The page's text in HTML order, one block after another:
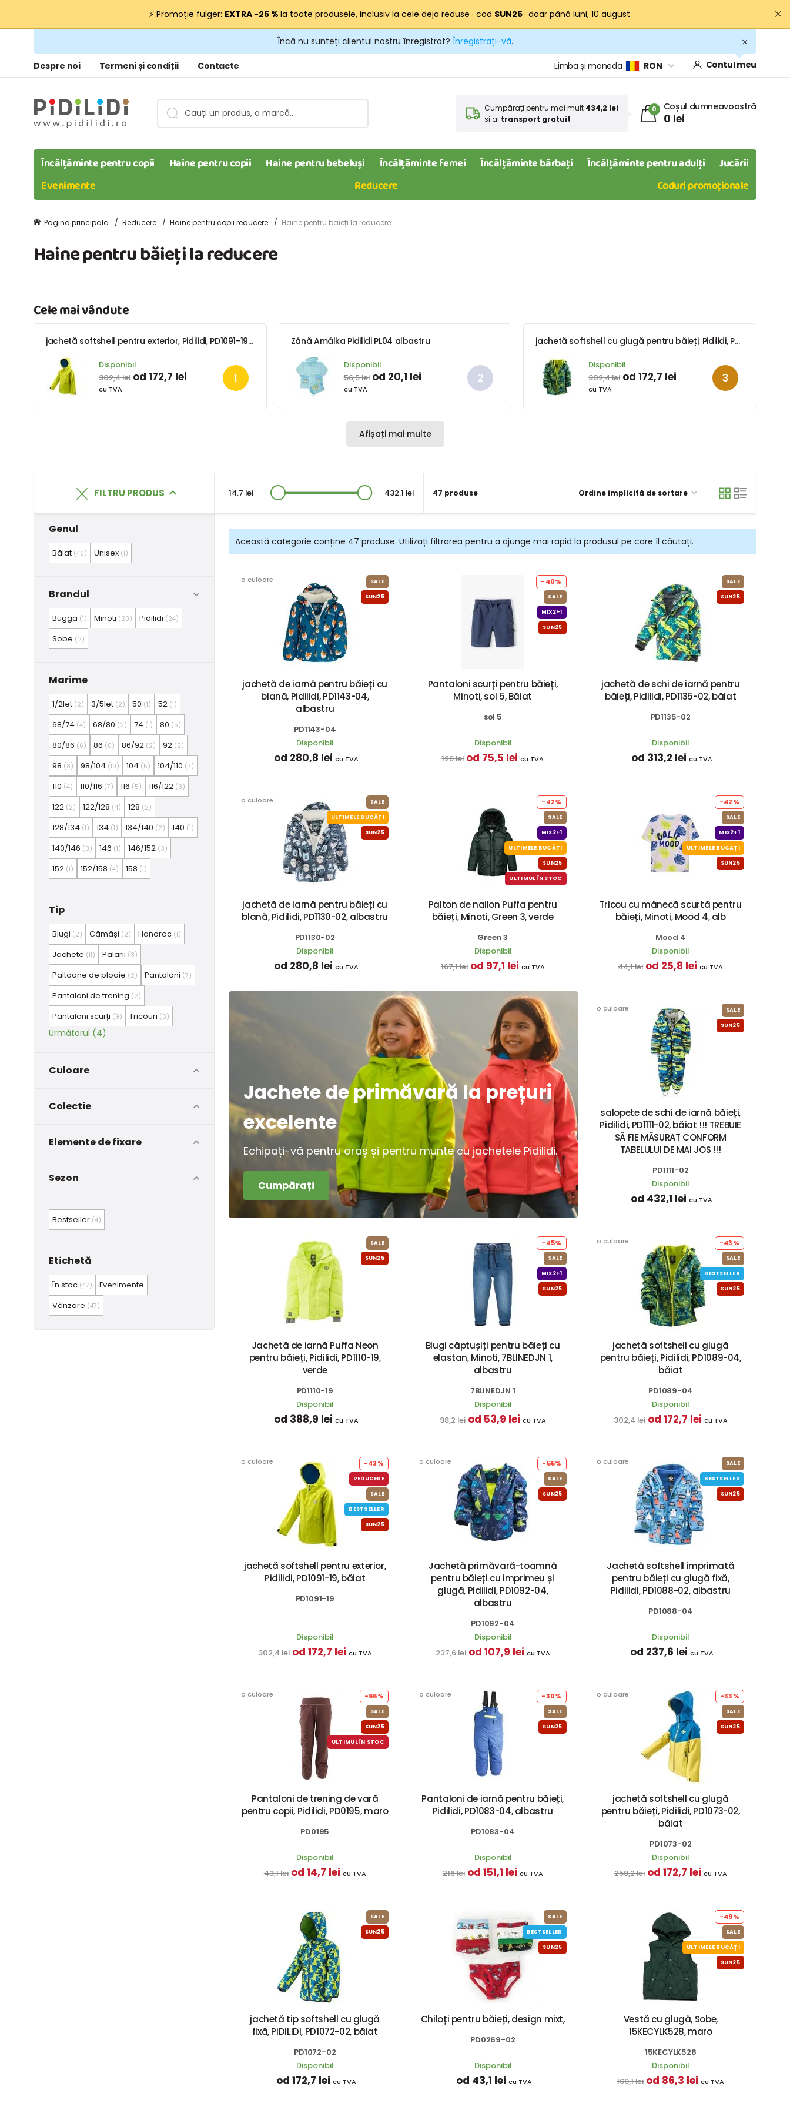
⚡ Promoție fulger: EXTRA −25 % la toate produsele, inclusiv la cele deja reduse · cod SUN25· doar până luni, 10 august
Încă nu sunteți clientul nostru înregistrat? Înregistrați-vă.
Despre noi Termeni și condiții Contacte Limba și moneda RON Contul meu
Cumpărați pentru mai mult 434,2 lei
si ai transport gratuit
0 Coșul dumneavoastră
0 lei
Încălțăminte pentru copii Haine pentru copii Haine pentru bebeluși Încălțăminte femei Încălțăminte bărbați Încălțăminte pentru adulți
Jucării
Evenimente
Reducere Coduri promoționale
Pagina principală Reducere Haine pentru copii reducere Haine pentru băieți la reducere
Haine pentru băieți la reducere
Cele mai vândute
jachetă softshell pentru exterior, Pidilidi, PD1091-19, băiat
Disponibil
302,4 lei od 172,7 lei
cu TVA
Zână Amálka Pidilidi PL04 albastru
Disponibil
56,5 lei od 20,1 lei
cu TVA
jachetă softshell cu glugă pentru băieți, Pidilidi, PD1089-04, băiat
Disponibil
302,4 lei od 172,7 lei
cu TVA
Afișați mai multe
FILTRU PRODUS 47 produse Ordine implicită de sortare
Genul
Băiat (46) Unisex (1)
Brandul
Bugga (1) Minoti (20) Pidilidi (24)
Sobe (2)
Marime
1/2let (2) 3/5let (2) 50 (1) 52 (1)
68/74 (4) 68/80 (2) 74 (1) 80 (5)
80/86 (6) 86 (6) 86/92 (2) 92 (2)
98 (8) 98/104 (10) 104 (5) 104/110 (7)
110 (4) 110/116 (7) 116 (5) 116/122 (3)
122 (2) 122/128 (4) 128 (2)
128/134 (1) 134 (1) 134/140 (2) 140 (1)
140/146 (3) 146 (1) 146/152 (3)
152 (1) 152/158 (4) 158 (1)
Tip
Blugi (2) Cămăși (2) Hanorac (1)
Jachete (11) Palarii (3)
Paltoane de ploaie (2) Pantaloni (7)
Pantaloni de trening (2)
Pantaloni scurți (9) Tricouri (3)
Următorul (4)
Culoare
Colectie
Elemente de fixare
Sezon
Bestseller (4)
Etichetă
În stoc (47)
Evenimente
Vânzare (47)
14.7 lei 432.1 lei
Această categorie conține 47 produse. Utilizați filtrarea pentru a ajunge mai rapid la produsul pe care îl căutați.
o culoare SALE
SUN25
jachetă de iarnă pentru băieți cu
blană, Pidilidi, PD1143-04,
albastru
PD1143-04
Disponibil
od 280,8 lei cu TVA
-40%
SALE
MIX2+1
SUN25
Pantaloni scurți pentru băieți,
Minoti, sol 5, Băiat
sol 5
Disponibil
126 lei od 75,5 lei cu TVA
SALE
SUN25
jachetă de schi de iarnă pentru
băieți, Pidilidi, PD1135-02, băiat
PD1135-02
Disponibil
od 313,2 lei cu TVA
o culoare SALE
ULTIMELE BUCĂȚI
SUN25
jachetă de iarnă pentru băieți cu
blană, Pidilidi, PD1130-02, albastru
PD1130-02
Disponibil
od 280,8 lei cu TVA
-42%
SALE
MIX2+1
ULTIMELE BUCĂȚI
SUN25
ULTIMUL ÎN STOC
Palton de nailon Puffa pentru
băieți, Minoti, Green 3, verde
Green 3
Disponibil
167,1 lei od 97,1 lei cu TVA
-42%
SALE
MIX2+1
ULTIMELE BUCĂȚI
SUN25
Tricou cu mânecă scurtă pentru
băieți, Minoti, Mood 4, alb
Mood 4
Disponibil
44,1 lei od 25,8 lei cu TVA
Jachete de primăvară la prețuri
excelente
Echipați-vă pentru oraș și pentru munte cu jachetele Pidilidi.
Cumpărați
o culoare SALE
SUN25
salopete de schi de iarnă băieți,
Pidilidi, PD1111-02, băiat !!! TREBUIE
SĂ FIE MĂSURAT CONFORM
TABELULUI DE MAI JOS !!!
PD1111-02
Disponibil
od 432,1 lei cu TVA
SALE
SUN25
Jachetă de iarnă Puffa Neon
pentru băieți, Pidilidi, PD1110-19,
verde
PD1110-19
Disponibil
od 388,9 lei cu TVA
-45%
SALE
MIX2+1
SUN25
Blugi căptușiți pentru băieți cu
elastan, Minoti, 7BLINEDJN 1,
albastru
7BLINEDJN 1
Disponibil
98,2 lei od 53,9 lei cu TVA
o culoare -43%
SALE
BESTSELLER
SUN25
jachetă softshell cu glugă
pentru băieți, Pidilidi, PD1089-04,
băiat
PD1089-04
Disponibil
302,4 lei od 172,7 lei cu TVA
o culoare -43%
REDUCERE
SALE
BESTSELLER
SUN25
jachetă softshell pentru exterior,
Pidilidi, PD1091-19, băiat
PD1091-19
Disponibil
302,4 lei od 172,7 lei cu TVA
o culoare -55%
SALE
SUN25
Jachetă primăvară-toamnă
pentru băieți cu imprimeu și
glugă, Pidilidi, PD1092-04,
albastru
PD1092-04
Disponibil
237,6 lei od 107,9 lei cu TVA
o culoare SALE
BESTSELLER
SUN25
Jachetă softshell imprimată
pentru băieți cu glugă fixă,
Pidilidi, PD1088-02, albastru
PD1088-04
Disponibil
od 237,6 lei cu TVA
o culoare -66%
SALE
SUN25
ULTIMUL ÎN STOC
Pantaloni de trening de vară
pentru copii, Pidilidi, PD0195, maro
PD0195
Disponibil
43,1 lei od 14,7 lei cu TVA
o culoare -30%
SALE
SUN25
Pantaloni de iarnă pentru băieți,
Pidilidi, PD1083-04, albastru
PD1083-04
Disponibil
216 lei od 151,1 lei cu TVA
o culoare -33%
SALE
SUN25
jachetă softshell cu glugă
pentru băieți, Pidilidi, PD1073-02,
băiat
PD1073-02
Disponibil
259,2 lei od 172,7 lei cu TVA
SALE
SUN25
jachetă tip softshell cu glugă
fixă, PiDiLiDi, PD1072-02, băiat
PD1072-02
Disponibil
od 172,7 lei cu TVA
SALE
BESTSELLER
SUN25
Chiloți pentru băieți, design mixt,
PD0269-02
Disponibil
od 43,1 lei cu TVA
-49%
SALE
ULTIMELE BUCĂȚI
SUN25
Vestă cu glugă, Sobe,
15KECYLK528, maro
15KECYLK528
Disponibil
169,1 lei od 86,3 lei cu TVA